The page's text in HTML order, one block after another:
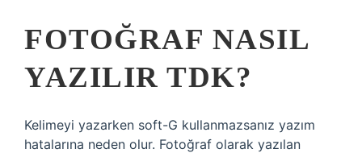
FOTOĞRAF NASIL
YAZILIR TDK?
Kelimeyi yazarken soft-G kullanmazsanız yazım
hatalarına neden olur. Fotoğraf olarak yazılan